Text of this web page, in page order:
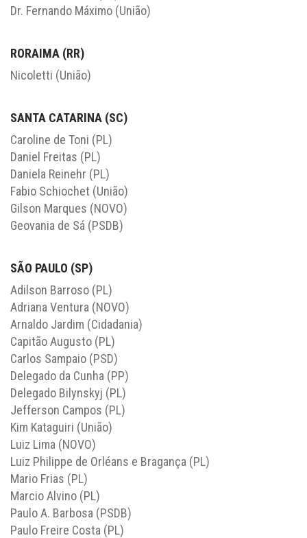
Dr. Fernando Máximo (União)
RORAIMA (RR)
Nicoletti (União)
SANTA CATARINA (SC)
Caroline de Toni (PL)
Daniel Freitas (PL)
Daniela Reinehr (PL)
Fabio Schiochet (União)
Gilson Marques (NOVO)
Geovania de Sá (PSDB)
SÃO PAULO (SP)
Adilson Barroso (PL)
Adriana Ventura (NOVO)
Arnaldo Jardim (Cidadania)
Capitão Augusto (PL)
Carlos Sampaio (PSD)
Delegado da Cunha (PP)
Delegado Bilynskyj (PL)
Jefferson Campos (PL)
Kim Kataguiri (União)
Luiz Lima (NOVO)
Luiz Philippe de Orléans e Bragança (PL)
Mario Frias (PL)
Marcio Alvino (PL)
Paulo A. Barbosa (PSDB)
Paulo Freire Costa (PL)